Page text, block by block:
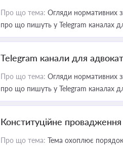
Про що тема: Огляди нормативних
про що пишуть у Telegram каналах
Telegram канали для
Про що тема: Огляди нормативних
про що пишуть у Telegram каналах
Конституційне провадження
Про що тема: Тема охоплює